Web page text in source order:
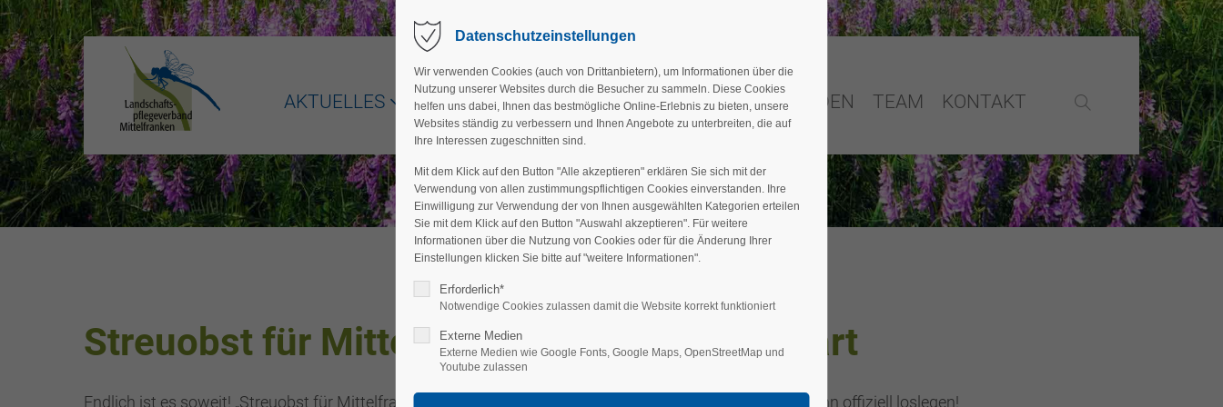
AKTUELLES ANGEBOT VEREIN PROJEKTE SPENDEN TEAM KONTAKT
Streuobst für Mittelfranken geht an den Start
Endlich ist es soweit! „Streuobst für Mittelfranken“ das große Streuobst-Projekt des LPV Mittelfranken kann offiziell loslegen!
Datenschutzeinstellungen
Wir verwenden Cookies (auch von Drittanbietern), um Informationen über die
Nutzung unserer Websites durch die Besucher zu sammeln. Diese Cookies
helfen uns dabei, Ihnen das bestmögliche Online-Erlebnis zu bieten, unsere
Websites ständig zu verbessern und Ihnen Angebote zu unterbreiten, die auf
Ihre Interessen zugeschnitten sind.
Mit dem Klick auf den Button "Alle akzeptieren" erklären Sie sich mit der
Verwendung von allen zustimmungspflichtigen Cookies einverstanden. Ihre
Einwilligung zur Verwendung der von Ihnen ausgewählten Kategorien erteilen
Sie mit dem Klick auf den Button "Auswahl akzeptieren". Für weitere
Informationen über die Nutzung von Cookies oder für die Änderung Ihrer
Einstellungen klicken Sie bitte auf "weitere Informationen".
Erforderlich*
Notwendige Cookies zulassen damit die Website korrekt funktioniert
Externe Medien
Externe Medien wie Google Fonts, Google Maps, OpenStreetMap und
Youtube zulassen